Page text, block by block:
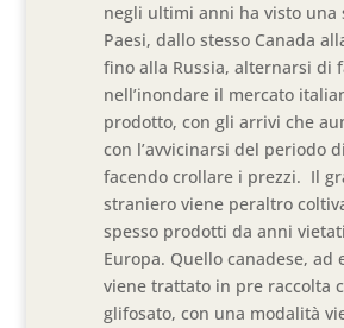
negli ultimi anni ha visto una
Paesi, dallo stesso Canada
fino alla Russia, alternarsi di
nell’inondare il mercato
prodotto, con gli arrivi che
con l’avvicinarsi del periodo
facendo crollare i prezzi. Il
straniero viene peraltro
spesso prodotti da anni
Europa. Quello canadese, ad
viene trattato in pre raccolta
glifosato, con una modalità